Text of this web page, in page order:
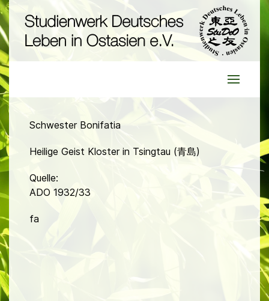
Schwester Bonifatia
Heilige Geist Kloster in Tsingtau (青島)
Quelle:
ADO 1932/33
fa